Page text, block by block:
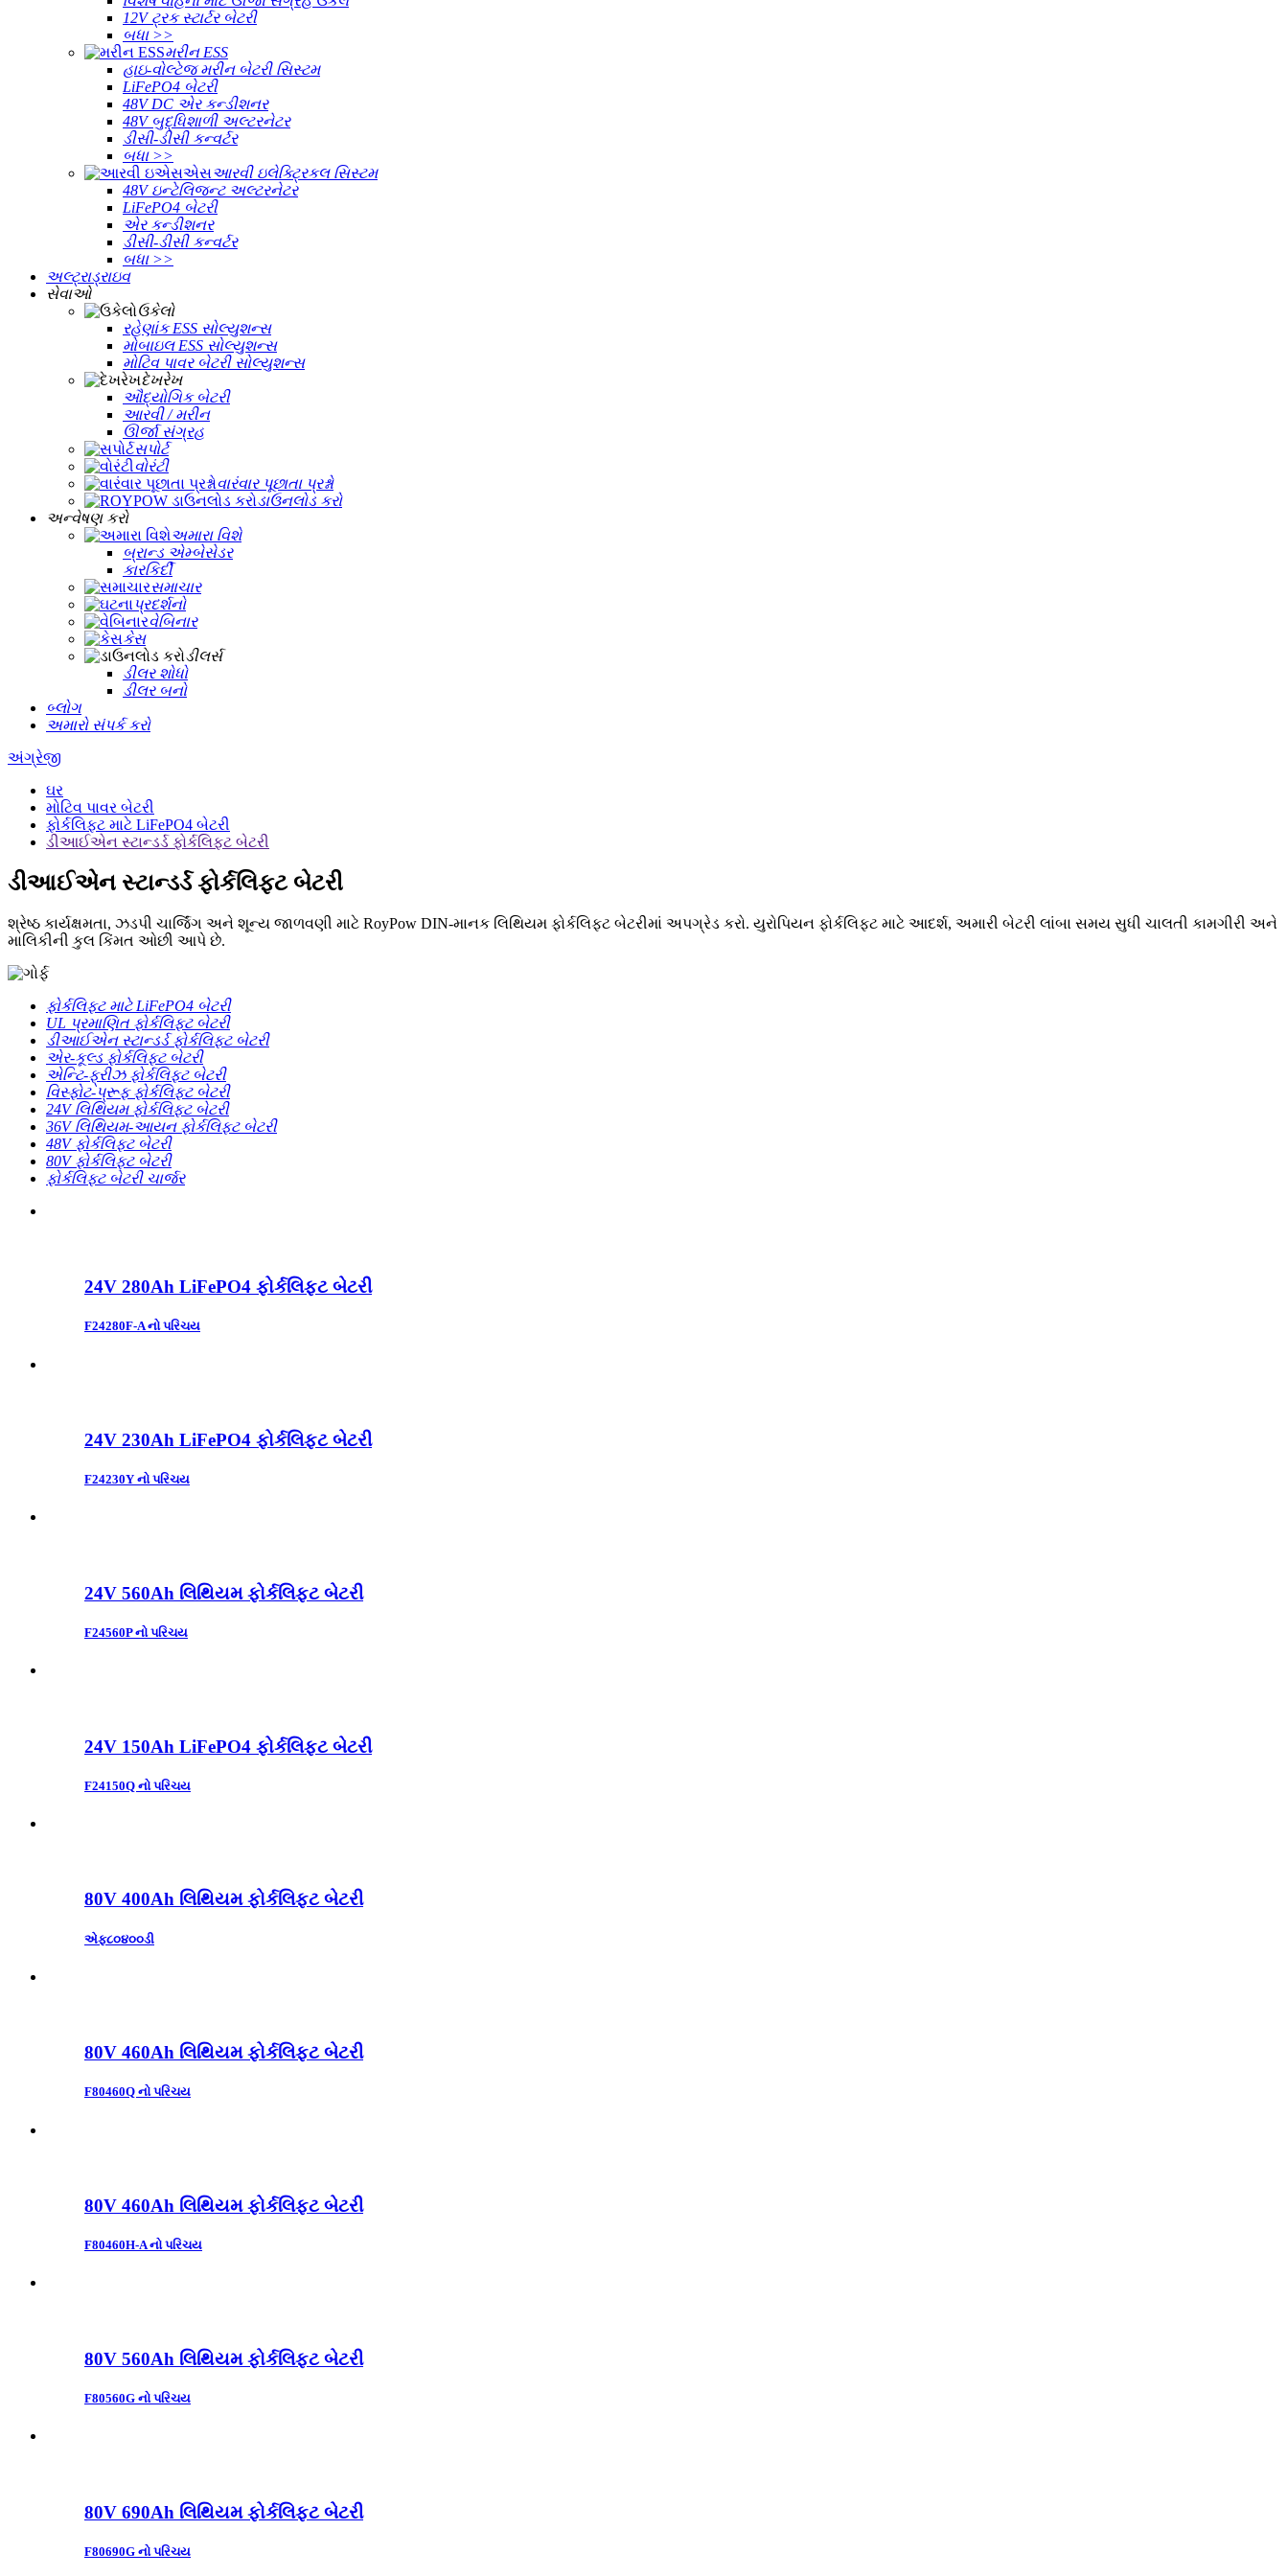
12V ટ્રક સ્ટાર્ટર બેટરી
બધા >>
મરીન ESS
હાઇ-વોલ્ટેજ મરીન બેટરી સિસ્ટમ
LiFePO4 બેટરી
48V DC એર કન્ડીશનર
48V બુદ્ધિશાળી અલ્ટરનેટર
ડીસી-ડીસી કન્વર્ટર
બધા >>
આરવી ઇલેક્ટ્રિકલ સિસ્ટમ
48V ઇન્ટેલિજન્ટ અલ્ટરનેટર
LiFePO4 બેટરી
એર કન્ડીશનર
ડીસી-ડીસી કન્વર્ટર
બધા >>
અલ્ટ્રાડ્રાઇવ
સેવાઓ
ઉકેલો
રહેણાંક ESS સોલ્યુશન્સ
મોબાઇલ ESS સોલ્યુશન્સ
મોટિવ પાવર બેટરી સોલ્યુશન્સ
દેખરેખ
ઔદ્યોગિક બેટરી
આરવી / મરીન
ઊર્જા સંગ્રહ
સપોર્ટ
વોરંટી
વારંવાર પૂછાતા પ્રશ્નો
ડાઉનલોડ કરો
અન્વેષણ કરો
અમારા વિશે
બ્રાન્ડ એમ્બેસેડર
કારકિર્દી
સમાચાર
પ્રદર્શનો
વેબિનાર
કેસ
ડીલર્સ
ડીલર શોધો
ડીલર બનો
બ્લોગ
અમારો સંપર્ક કરો
અંગ્રેજી
ઘર
મોટિવ પાવર બેટરી
ફોર્કલિફ્ટ માટે LiFePO4 બેટરી
ડીઆઈએન સ્ટાન્ડર્ડ ફોર્કલિફ્ટ બેટરી
ડીઆઈએન સ્ટાન્ડર્ડ ફોર્કલિફ્ટ બેટરી
શ્રેષ્ઠ કાર્યક્ષમતા, ઝડપી ચાર્જિંગ અને શૂન્ય જાળવણી માટે RoyPow DIN-માનક લિથિયમ ફોર્કલિફ્ટ બેટરીમાં અપગ્રેડ કરો. યુરોપિયન ફોર્કલિફ્ટ માટે આદર્શ, અમારી બેટરી લાંબા સમય સુધી ચાલતી કામગીરી અને
માલિકીની કુલ કિંમત ઓછી આપે છે.
ફોર્કલિફ્ટ માટે LiFePO4 બેટરી
UL પ્રમાણિત ફોર્કલિફ્ટ બેટરી
ડીઆઈએન સ્ટાન્ડર્ડ ફોર્કલિફ્ટ બેટરી
એર-કૂલ્ડ ફોર્કલિફ્ટ બેટરી
એન્ટિ-ફ્રીઝ ફોર્કલિફ્ટ બેટરી
વિસ્ફોટ-પ્રૂફ ફોર્કલિફ્ટ બેટરી
24V લિથિયમ ફોર્કલિફ્ટ બેટરી
36V લિથિયમ-આયન ફોર્કલિફ્ટ બેટરી
48V ફોર્કલિફ્ટ બેટરી
80V ફોર્કલિફ્ટ બેટરી
ફોર્કલિફ્ટ બેટરી ચાર્જર
24V 280Ah LiFePO4 ફોર્કલિફ્ટ બેટરી
F24280F-A નો પરિચય
24V 230Ah LiFePO4 ફોર્કલિફ્ટ બેટરી
F24230Y નો પરિચય
24V 560Ah લિથિયમ ફોર્કલિફ્ટ બેટરી
F24560P નો પરિચય
24V 150Ah LiFePO4 ફોર્કલિફ્ટ બેટરી
F24150Q નો પરિચય
80V 400Ah લિથિયમ ફોર્કલિફ્ટ બેટરી
એફ૮૦૪૦૦ડી
80V 460Ah લિથિયમ ફોર્કલિફ્ટ બેટરી
F80460Q નો પરિચય
80V 460Ah લિથિયમ ફોર્કલિફ્ટ બેટરી
F80460H-A નો પરિચય
80V 560Ah લિથિયમ ફોર્કલિફ્ટ બેટરી
F80560G નો પરિચય
80V 690Ah લિથિયમ ફોર્કલિફ્ટ બેટરી
F80690G નો પરિચય